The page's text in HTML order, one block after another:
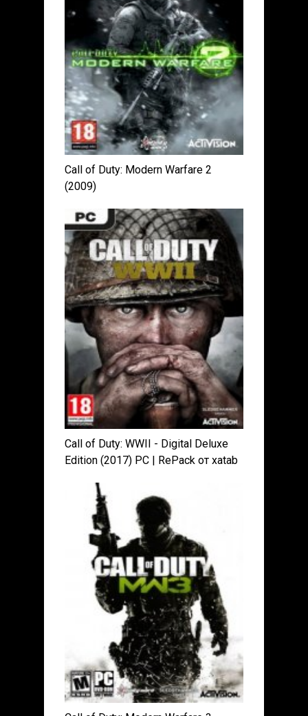
Call of Duty: Modern Warfare 2
(2009)
Call of Duty: WWII - Digital Deluxe
Edition (2017) PC | RePack от xatab